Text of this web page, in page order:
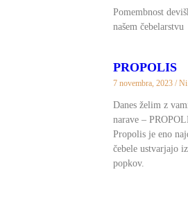
Pomembnost
našem čebelarstvu
PROPOLIS
7 novembra, 2023 Ni
Danes želim z
narave –
Propolis je eno
čebele ustvarjajo
popkov.